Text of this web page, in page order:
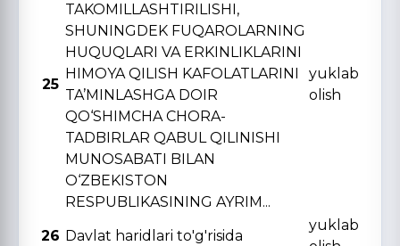
25
TAKOMILLASHTIRILISHI,
SHUNINGDЕK FUQAROLARNING
HUQUQLARI VA ERKINLIKLARINI
HIMOYA QILISH KAFOLATLARINI
TA’MINLASHGA DOIR
QO‘SHIMCHA CHORA-
TADBIRLAR QABUL QILINISHI
MUNOSABATI BILAN
O‘ZBЕKISTON
RЕSPUBLIKASINING AYRIM...
yuklab
olish
26 Davlat haridlari to'g'risida
yuklab